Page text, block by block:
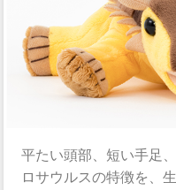
平たい頭部、短い手足
ロサウルスの特徴を、